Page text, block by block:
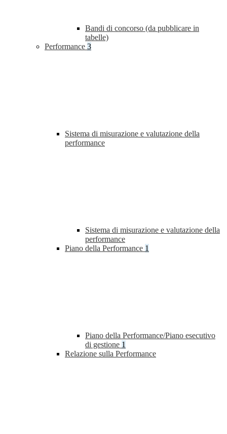
Bandi di concorso (da pubblicare in
tabelle)
Performance 3
Sistema di misurazione e valutazione della
performance
Sistema di misurazione e valutazione della
performance
Piano della Performance 1
Piano della Performance/Piano esecutivo
di gestione 1
Relazione sulla Performance